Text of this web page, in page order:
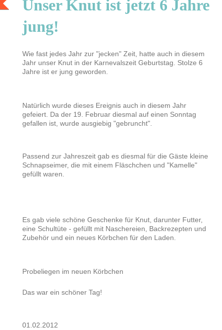
Unser Knut ist jetzt 6 Jahre
jung!
Wie fast jedes Jahr zur "jecken" Zeit, hatte auch in diesem
Jahr unser Knut in der Karnevalszeit Geburtstag. Stolze 6
Jahre ist er jung geworden.
Natürlich wurde dieses Ereignis auch in diesem Jahr
gefeiert. Da der 19. Februar diesmal auf einen Sonntag
gefallen ist, wurde ausgiebig "gebruncht".
Passend zur Jahreszeit gab es diesmal für die Gäste kleine
Schnapseimer, die mit einem Fläschchen und "Kamelle"
gefüllt waren.
Es gab viele schöne Geschenke für Knut, darunter Futter,
eine Schultüte - gefüllt mit Naschereien, Backrezepten und
Zubehör und ein neues Körbchen für den Laden.
Probeliegen im neuen Körbchen
Das war ein schöner Tag!
01.02.2012